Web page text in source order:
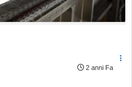
2 anni Fa